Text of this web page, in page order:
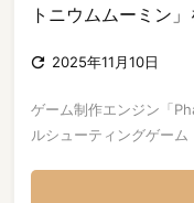
トニウムムーミン
 2025年11月10日
ゲーム制作エンジン「
ルシューティングゲーム